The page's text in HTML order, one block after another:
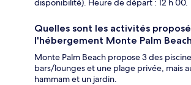
disponibilité). Heure de départ : 12 h 00.
Quelles sont les activités
l'hébergement Monte Palm
Monte Palm Beach propose 3 des
bars/lounges et une plage privée, mais
hammam et un jardin.